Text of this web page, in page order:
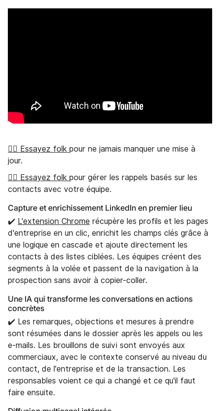
👉🏼 Essayez folk pour ne jamais manquer une mise à
jour.
👉🏼 Essayez folk pour gérer les rappels basés sur les
contacts avec votre équipe.
Capture et enrichissement LinkedIn en premier lieu‍
✔️ L'extension Chrome récupère les profils et les pages
d'entreprise en un clic, enrichit les champs clés grâce à
une logique en cascade et ajoute directement les
contacts à des listes ciblées. Les équipes créent des
segments à la volée et passent de la navigation à la
prospection sans avoir à copier-coller.
Une IA qui transforme les conversations en actions
concrètes‍
✔️ Les remarques, objections et mesures à prendre
sont résumées dans le dossier après les appels ou les
e-mails. Les brouillons de suivi sont envoyés aux
commerciaux, avec le contexte conservé au niveau du
contact, de l'entreprise et de la transaction. Les
responsables voient ce qui a changé et ce qu'il faut
faire ensuite.